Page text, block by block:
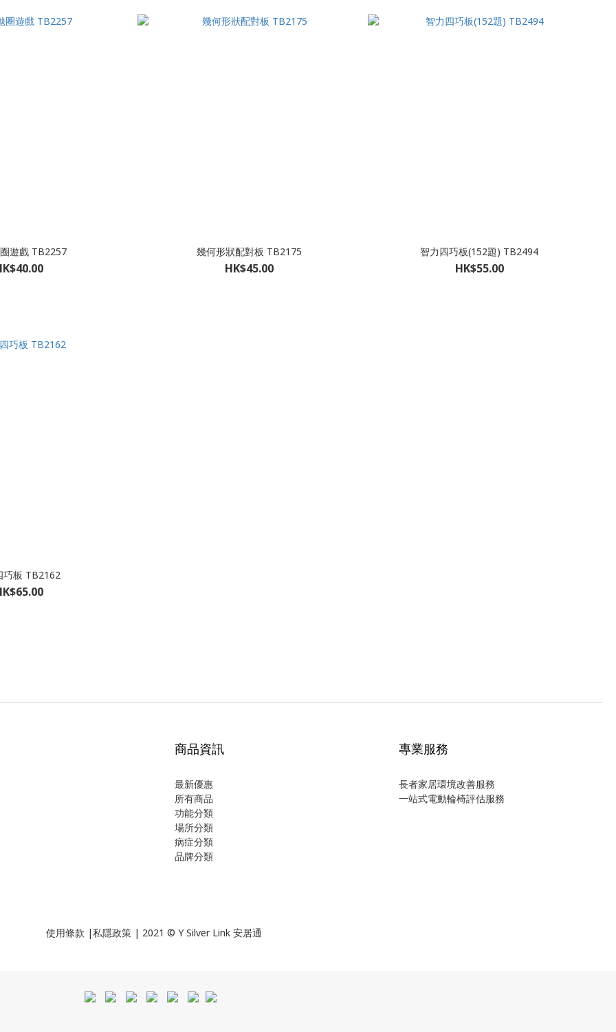
遊戲 TB2257 幾何形狀配對板 TB2175
HK$45.00
智力四巧板(152題) TB2494
HK$55.00
巧板 TB2162
商品資訊
最新優惠
所有商品
功能分類
場所分類
病症分類
品牌分類
專業服務
長者家居環境改善服務
一站式電動輪椅評估服務
使用條款 |私隱政策 | 2021 © Y Silver Link 安居通